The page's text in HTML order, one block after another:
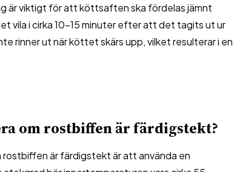
är viktigt för att köttsaften ska fördelas jämnt
vila i cirka 10-15 minuter efter att det tagits ut ur
rinner ut när köttet skärs upp, vilket resulterar i en
om rostbiffen är färdigstekt?
är färdigstekt är att använda en